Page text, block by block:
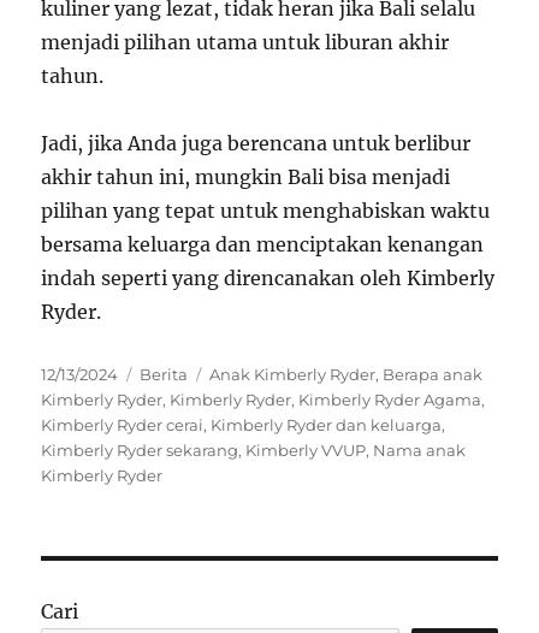
kuliner yang lezat, tidak heran jika Bali selalu
menjadi pilihan utama untuk liburan akhir
tahun.
Jadi, jika Anda juga berencana untuk berlibur
akhir tahun ini, mungkin Bali bisa menjadi
pilihan yang tepat untuk menghabiskan waktu
bersama keluarga dan menciptakan kenangan
indah seperti yang direncanakan oleh Kimberly
Ryder.
Posted
on
12/13/2024 Categories
Berita Tags
Anak Kimberly Ryder, Berapa anak
Kimberly Ryder, Kimberly Ryder, Kimberly Ryder Agama,
Kimberly Ryder cerai, Kimberly Ryder dan keluarga,
Kimberly Ryder sekarang, Kimberly VVUP, Nama anak
Kimberly Ryder
Cari